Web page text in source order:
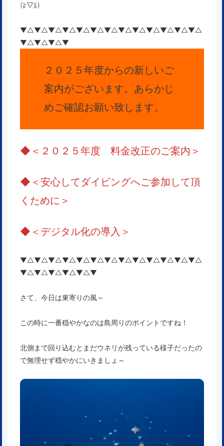
(≧▽≦)
▼△▼△▼△▼△▼△▼△▼△▼△▼△▼△▼△▼△▼△
▼△▼△▼△▼
２０２５年度からの新しいご
案内がございます。あらかじ
めご確認お願い致します。
◆ ＜２０２５年度 料金改正のご案内＞
◆ ＜安心してダイビングへご参加して頂
くために＞
◆ ＜ デジタル化の導入 ＞
▼△▼△▼△▼△▼△▼△▼△▼△▼△▼△▼△▼△▼△
▼△▼△▼△▼△▼△▼
さて、今日は東寄りの風～
この時に一番穏やかなのは島周りのポイントですね！
北側まで回り込むとまだウネリが残っている様子だったの
で無理せず穏やかにいきましょ～